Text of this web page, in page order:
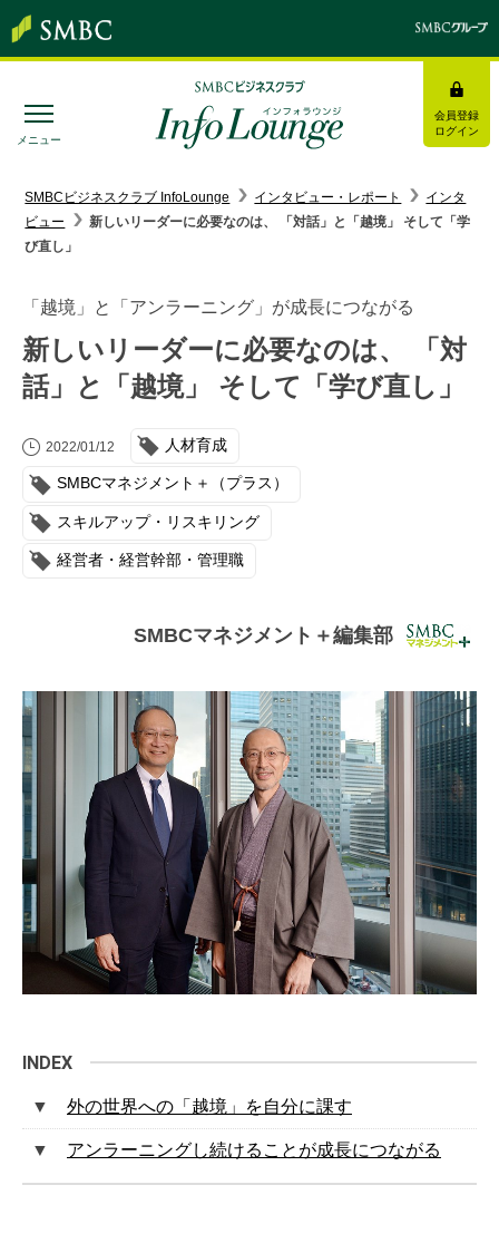
メニュー
会員登録
ログイン
みんなの研修
トピックス＆インフォメーション
連載・コラム
イベント・セミナー
利用規約
プライバシーポリシー
本サイトのご利用にあたって
お問い合わせ
運営会社
SMBCビジネスクラブ InfoLounge インタビュー・レポート
インタ
ビュー
新しいリーダーに必要なのは、 「対話」と「越境」 そして「学
び直し」
「越境」と「アンラーニング」が成長につながる
新しいリーダーに必要なのは、 「対
話」と「越境」 そして「学び直し」
2022/01/12 人材育成
SMBCマネジメント＋（プラス）
スキルアップ・リスキリング
経営者・経営幹部・管理職
SMBCマネジメント＋編集部
外の世界への「越境」を自分に課す
アンラーニングし続けることが成長につながる